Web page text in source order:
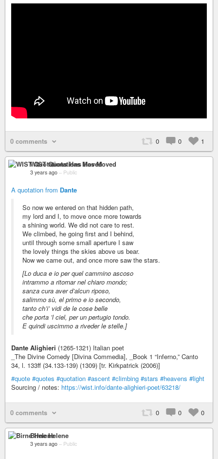
0 comments 0 0 1
WIST Quotations Has Moved
3 years ago – Public
A quotation from Dante
So now we entered on that hidden path,
my lord and I, to move once more towards
a shining world. We did not care to rest.
We climbed, he going first and I behind,
until through some small aperture I saw
the lovely things the skies above us bear.
Now we came out, and once more saw the stars.
[Lo duca e io per quel cammino ascoso
intrammo a ritornar nel chiaro mondo;
sanza cura aver d’alcun riposo,
salimmo sù, el primo e io secondo,
tanto ch’i’ vidi de le cose belle
che porta ’l ciel, per un pertugio tondo.
E quindi uscimmo a riveder le stelle.]
Dante Alighieri (1265-1321) Italian poet
_The Divine Comedy [Divina Commedia], _Book 1 “Inferno,” Canto
34, l. 133ff (34.133-139) (1309) [tr. Kirkpatrick (2006)]
#quote #quotes #quotation #ascent #climbing #stars #heavens #light
Sourcing / notes: https://wist.info/dante-alighieri-poet/63218/
0 comments 0 0 0
Birne Helene
3 years ago – Public